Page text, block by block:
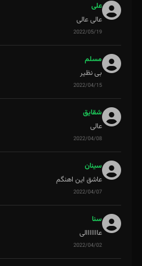
علی
عالی عالی
2022/05/19
مسلم
بی نظیر
2022/04/15
شقایق
عالی
2022/04/08
سینان
عاشق این اهنگم
2022/04/07
سنا
عااااااالی
2022/04/02